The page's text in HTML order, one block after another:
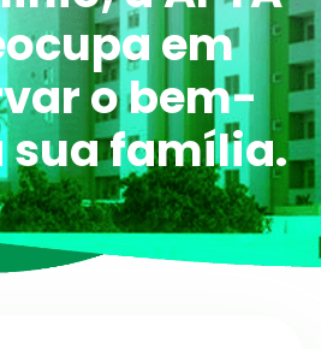
em
o bem-
sua família.